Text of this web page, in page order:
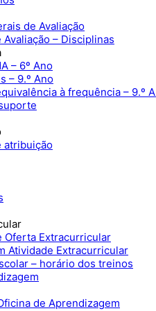
de Avaliação
– Disciplinas
– 6º Ano
– 9.º Ano
à frequência – 9.º
atribuição
Oferta Extracurricular
Atividade Extracurricular
– horário dos treinos
de Aprendizagem